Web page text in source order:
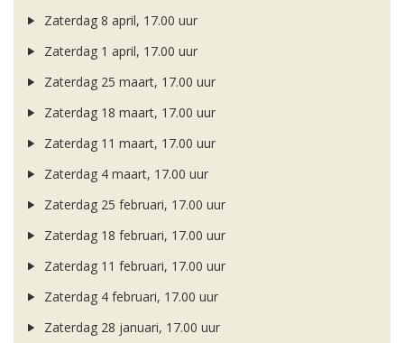
Zaterdag 8 april, 17.00 uur
Zaterdag 1 april, 17.00 uur
Zaterdag 25 maart, 17.00 uur
Zaterdag 18 maart, 17.00 uur
Zaterdag 11 maart, 17.00 uur
Zaterdag 4 maart, 17.00 uur
Zaterdag 25 februari, 17.00 uur
Zaterdag 18 februari, 17.00 uur
Zaterdag 11 februari, 17.00 uur
Zaterdag 4 februari, 17.00 uur
Zaterdag 28 januari, 17.00 uur